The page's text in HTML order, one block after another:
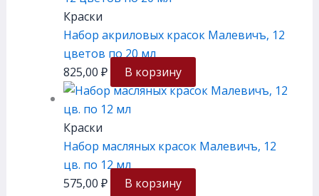
Краски
Набор акриловых красок Малевичъ, 12
цветов по 20 мл
825,00 ₽ В корзину
Краски
Набор масляных красок Малевичъ, 12
цв. по 12 мл
575,00 ₽ В корзину